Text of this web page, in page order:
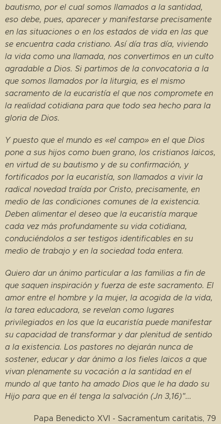
bautismo, por el cual somos llamados a la santidad,
eso debe, pues, aparecer y manifestarse precisamente
en las situaciones o en los estados de vida en las que
se encuentra cada cristiano. Así día tras día, viviendo
la vida como una llamada, nos convertimos en un culto
agradable a Dios. Si partimos de la convocatoria a la
que somos llamados por la liturgia, es el mismo
sacramento de la eucaristía el que nos compromete en
la realidad cotidiana para que todo sea hecho para la
gloria de Dios.
Y puesto que el mundo es «el campo» en el que Dios
pone a sus hijos como buen grano, los cristianos laicos,
en virtud de su bautismo y de su confirmación, y
fortificados por la eucaristía, son llamados a vivir la
radical novedad traída por Cristo, precisamente, en
medio de las condiciones comunes de la existencia.
Deben alimentar el deseo que la eucaristía marque
cada vez más profundamente su vida cotidiana,
conduciéndolos a ser testigos identificables en su
medio de trabajo y en la sociedad toda entera.
Quiero dar un ánimo particular a las familias a fin de
que saquen inspiración y fuerza de este sacramento. El
amor entre el hombre y la mujer, la acogida de la vida,
la tarea educadora, se revelan como lugares
privilegiados en los que la eucaristía puede manifestar
su capacidad de transformar y dar plenitud de sentido
a la existencia. Los pastores no dejarán nunca de
sostener, educar y dar ánimo a los fieles laicos a que
vivan plenamente su vocación a la santidad en el
mundo al que tanto ha amado Dios que le ha dado su
Hijo para que en él tenga la salvación (Jn 3,16)"...
Papa Benedicto XVI - Sacramentum caritatis, 79